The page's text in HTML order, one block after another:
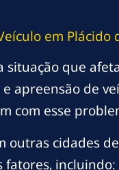
em Plácido
situação que
apreensão de
com esse
outras cidades
fatores, incluindo: